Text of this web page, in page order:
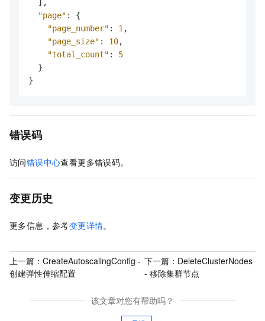
] ,
"page" :
{
"page_number" : 1 ,
"page_size" : 10,
"total_count" :
5
}
}
错误码
访问错误中心查看更多错误码。
变更历史
更多信息，参考变更详情。
上一篇： CreateAutoscalingConfig -
创建弹性伸缩配置
下一篇： DeleteClusterNodes
- 移除集群节点
该文章对您有帮助吗？